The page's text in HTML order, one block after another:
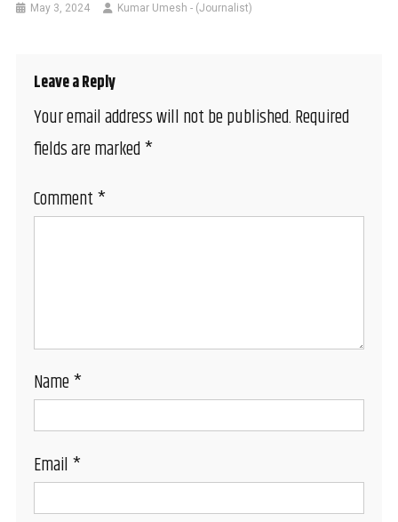
May 3, 2024 Kumar Umesh - (Journalist)
Leave a Reply
Your email address will not be published.Required
fields are marked*
Comment*
Name*
Email*